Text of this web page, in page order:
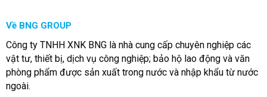
Về BNG GROUP
Công ty TNHH XNK BNG là nhà cung cấp chuyên nghiệp các
vật tư, thiết bị, dịch vụ công nghiệp; bảo hộ lao động và văn
phòng phẩm được sản xuất trong nước và nhập khẩu từ nước
ngoài.